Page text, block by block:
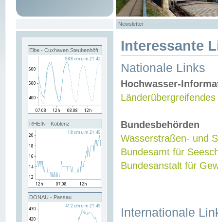
Newsletter
Elbe - Cuxhaven Steubenhöft
RHEIN - Koblenz
DONAU - Passau
Interessante
Nationale Links
Hochwasser-
Bundesbehörden
Wasserstraßen- und
Bundesamt für
Bundesanstalt für
Internationale